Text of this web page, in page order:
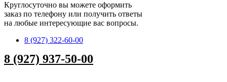
Круглосуточно вы можете оформить
заказ по телефону или получить ответы
на любые интересующие вас вопросы.
8 (927) 322-60-00
8 (927) 937-50-00